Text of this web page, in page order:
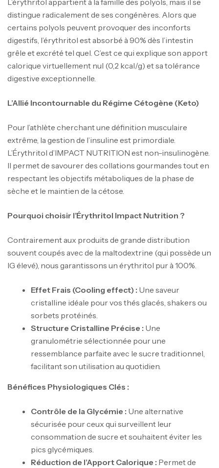
L’érythritol appartient à la famille des polyols, mais il se
distingue radicalement de ses congénères. Alors que
certains polyols peuvent provoquer des inconforts
digestifs, l’érythritol est absorbé à 90% dès l’intestin
grêle et excrété tel quel. C’est ce qui explique son apport
calorique virtuellement nul (0,2 kcal/g) et sa tolérance
digestive exceptionnelle.
L’Allié Incontournable du Régime Cétogène (Keto)
Pour l’athlète cherchant une définition musculaire
extrême, la gestion de l’insuline est primordiale.
L’Érythritol d’IMPACT NUTRITION est non-insulinogène.
Il permet de savourer des collations gourmandes tout en
respectant les objectifs métaboliques de la phase de
sèche et le maintien de la cétose.
Pourquoi choisir l’Érythritol Impact Nutrition ?
Contrairement aux produits de grande distribution
souvent coupés avec de la maltodextrine (qui possède un
IG élevé), nous garantissons un érythritol pur à 100%.
Effet Frais (Cooling effect) : Une saveur
cristalline idéale pour vos thés glacés, shakers ou
sorbets protéinés.
Structure Cristalline Précise : Une
granulométrie sélectionnée pour une
ressemblance parfaite avec le sucre traditionnel,
facilitant son utilisation au quotidien.
Bénéfices Physiologiques Clés :
Contrôle de la Glycémie : Une alternative
sécurisée pour ceux qui surveillent leur
consommation de sucre et souhaitent éviter les
pics glycémiques.
Réduction de l’Apport Calorique : Permet de